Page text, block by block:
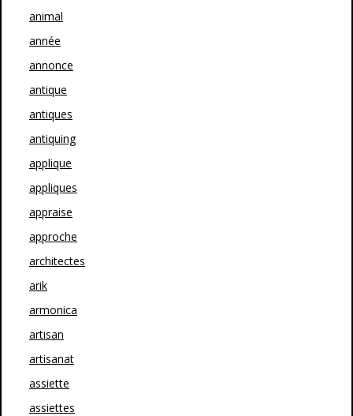
animal
année
annonce
antique
antiques
antiquing
applique
appliques
appraise
approche
architectes
arik
armonica
artisan
artisanat
assiette
assiettes